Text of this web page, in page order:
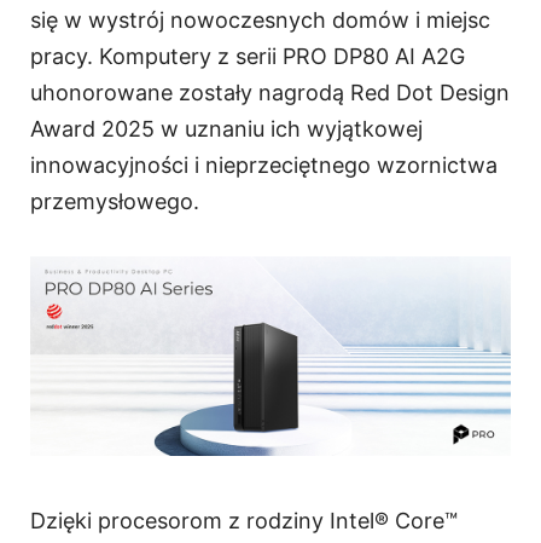
się w wystrój nowoczesnych domów i miejsc
pracy. Komputery z serii PRO DP80 AI A2G
uhonorowane zostały nagrodą Red Dot Design
Award 2025 w uznaniu ich wyjątkowej
innowacyjności i nieprzeciętnego wzornictwa
przemysłowego.
Dzięki procesorom z rodziny Intel® Core™